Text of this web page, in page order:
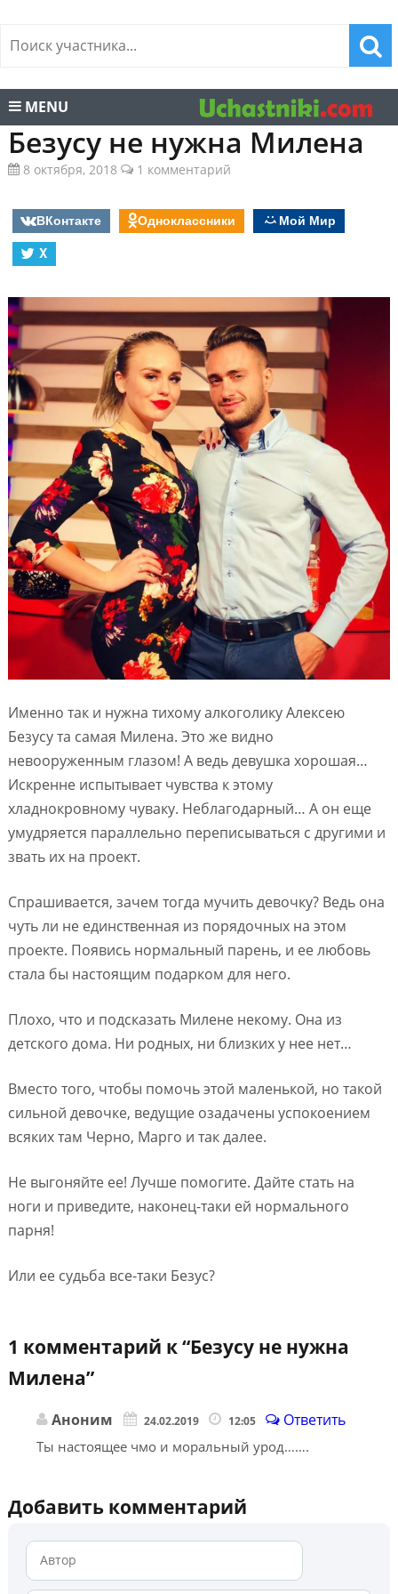
MENU
Безусу не нужна Милена
8 октября, 2018 1 комментарий
ВКонтакте Одноклассники
Мой Мир
X
Именно так и нужна тихому алкоголику Алексею
Безусу та самая Милена. Это же видно
невооруженным глазом! А ведь девушка хорошая…
Искренне испытывает чувства к этому
хладнокровному чуваку. Неблагодарный… А он еще
умудряется параллельно переписываться с другими и
звать их на проект.
Спрашивается, зачем тогда мучить девочку? Ведь она
чуть ли не единственная из порядочных на этом
проекте. Появись нормальный парень, и ее любовь
стала бы настоящим подарком для него.
Плохо, что и подсказать Милене некому. Она из
детского дома. Ни родных, ни близких у нее нет…
Вместо того, чтобы помочь этой маленькой, но такой
сильной девочке, ведущие озадачены успокоением
всяких там Черно, Марго и так далее.
Не выгоняйте ее! Лучше помогите. Дайте стать на
ноги и приведите, наконец-таки ей нормального
парня!
Или ее судьба все-таки Безус?
1 комментарий к “Безусу не нужна
Милена”
Аноним 24.02.2019 12:05 Ответить
Ты настоящее чмо и моральный урод…….
Добавить комментарий